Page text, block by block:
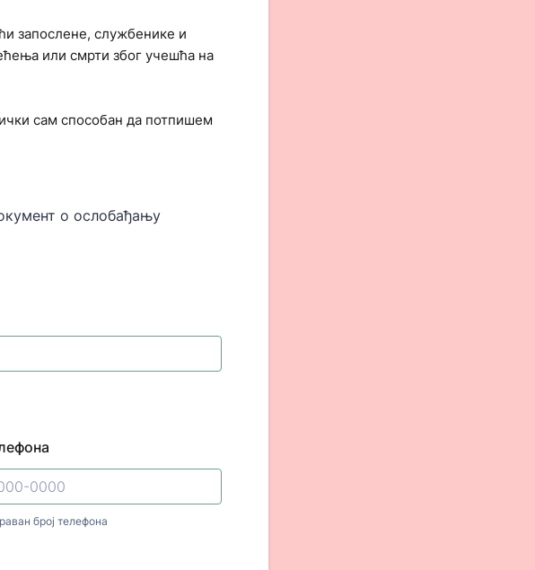
запослене, службенике и
или смрти због учешћа на
сам способан да потпишем
број телефона